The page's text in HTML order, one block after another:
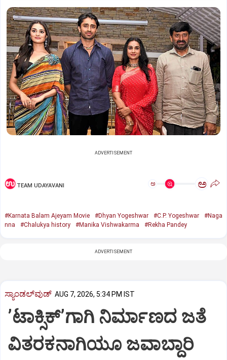
ADVERTISEMENT
TEAM UDAYAVANI ಅ ಅ
#Karnata Balam Ajeyam Movie #Dhyan Yogeshwar #C.P. Yogeshwar
#Naga
nna
#Chalukya history #Manika Vishwakarma #Rekha Pandey
ADVERTISEMENT
ಸ್ಯಾಂಡಲ್‌ವುಡ್‌ AUG 7, 2026, 5:34 PM IST
ʼಟಾಕ್ಸಿಕ್‌ʼಗಾಗಿ ನಿರ್ಮಾಣದ ಜತೆ
ವಿತರಕನಾಗಿಯೂ ಜವಾಬ್ದಾರಿ